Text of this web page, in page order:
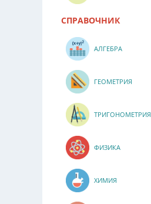
СПРАВОЧНИК
АЛГЕБРА
ГЕОМЕТРИЯ
ТРИГОНОМЕТРИЯ
ФИЗИКА
ХИМИЯ